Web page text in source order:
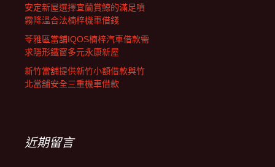
安定新屋選擇宜蘭賞鯨的滿足噴
霧降溫合法楠梓機車借錢
苓雅區當舖IQOS楠梓汽車借款需
求隱形鐵窗多元永康新屋
新竹當舖提供新竹小額借款與竹
北當舖安全三重機車借款
近期留言